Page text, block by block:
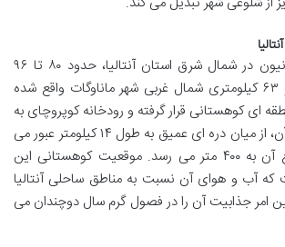
پارک ملی کوپرولو کانیون در شمال شرق استان آنتالیا، حدود ۸۰ تا ۹۶
کیلومتری مرکز شهر و ۶۳ کیلومتری شمال غربی شهر ماناوگات واقع شده
ای کوهستانی قرار گرفته و رودخانه کوپروچای به
عنوان شریان حیاتی آن، از میان دره ای عمیق به طول ۱۴ کیلومتر عبور می
کند که حداکثر ارتفاع آن به ۴۰۰ متر می رسد. موقعیت کوهستانی این
آب و هوای آن نسبت به مناطق ساحلی آنتالیا
امر جذابیت آن را در فصول گرم سال دوچندان می